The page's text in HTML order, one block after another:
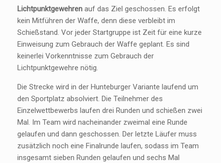
Lichtpunktgewehren auf das Ziel geschossen. Es erfolgt
kein Mitführen der Waffe, denn diese verbleibt im
Schießstand. Vor jeder Startgruppe ist Zeit für eine kurze
Einweisung zum Gebrauch der Waffe geplant. Es sind
keinerlei Vorkenntnisse zum Gebrauch der
Lichtpunktgewehre nötig.
Die Strecke wird in der Hunteburger Variante laufend um
den Sportplatz absolviert. Die Teilnehmer des
Einzelwettbewerbs laufen drei Runden und schießen zwei
Mal. Im Team wird nacheinander zweimal eine Runde
gelaufen und dann geschossen. Der letzte Läufer muss
zusätzlich noch eine Finalrunde laufen, sodass im Team
insgesamt sieben Runden gelaufen und sechs Mal